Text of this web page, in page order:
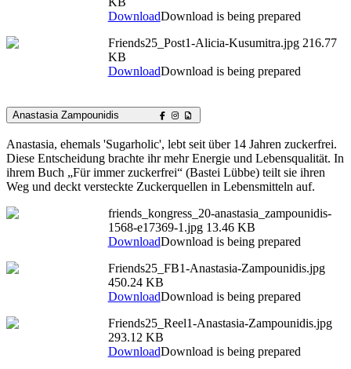
DownloadDownload is being prepared
Friends25_Post1-Alicia-Kusumitra.jpg 216.77
KB
DownloadDownload is being prepared
Anastasia Zampounidis
Anastasia, ehemals 'Sugarholic', lebt seit über 14 Jahren zuckerfrei.
Diese Entscheidung brachte ihr mehr Energie und Lebensqualität. In
ihrem Buch „Für immer zuckerfrei“ (Bastei Lübbe) teilt sie ihren
Weg und deckt versteckte Zuckerquellen in Lebensmitteln auf.
friends_kongress_20-anastasia_zampounidis-
1568-e17369-1.jpg 13.46 KB
DownloadDownload is being prepared
Friends25_FB1-Anastasia-Zampounidis.jpg
450.24 KB
DownloadDownload is being prepared
Friends25_Reel1-Anastasia-Zampounidis.jpg
293.12 KB
DownloadDownload is being prepared